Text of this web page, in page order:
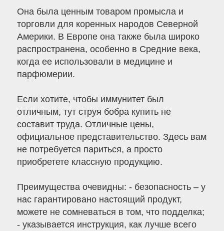
Она была ценным товаром промысла и
торговли для коренных народов Северной
Америки. В Европе она также была широко
распространена, особенно в Средние века,
когда ее использовали в медицине и
парфюмерии.
Если хотите, чтобы иммунитет был
отличным, тут струя бобра купить не
составит труда. Отличные цены,
официальное представительство. Здесь вам
не потребуется париться, а просто
приобретете классную продукцию.
Преимущества очевидны: - безопасность – у
нас гарантировано настоящий продукт,
можете не сомневаться в том, что подделка;
- указывается инструкция, как лучше всего